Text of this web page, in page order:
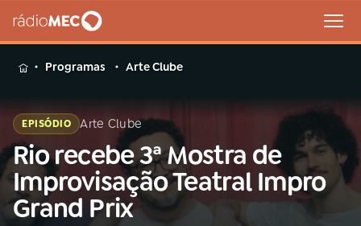
MENU
Buscar
na
Rádio
MEC
Buscar
Programas Arte Clube
EPISÓDIO Arte Clube
Rio recebe 3ª Mostra de
Improvisação Teatral Impro
Grand Prix